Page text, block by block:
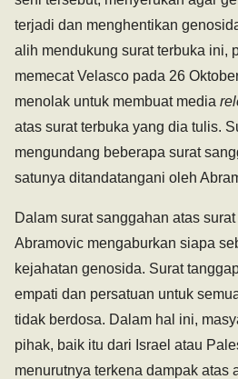
terjadi dan menghentikan
alih mendukung surat terbuka ini,
memecat Velasco pada 26
menolak untuk membuat media
atas surat terbuka yang dia tulis.
mengundang beberapa surat
satunya ditandatangani oleh
Dalam surat sanggahan atas
Abramovic mengaburkan siapa
kejahatan genosida. Surat
empati dan persatuan untuk
tidak berdosa. Dalam hal ini,
pihak, baik itu dari Israel atau
menurutnya terkena dampak atas